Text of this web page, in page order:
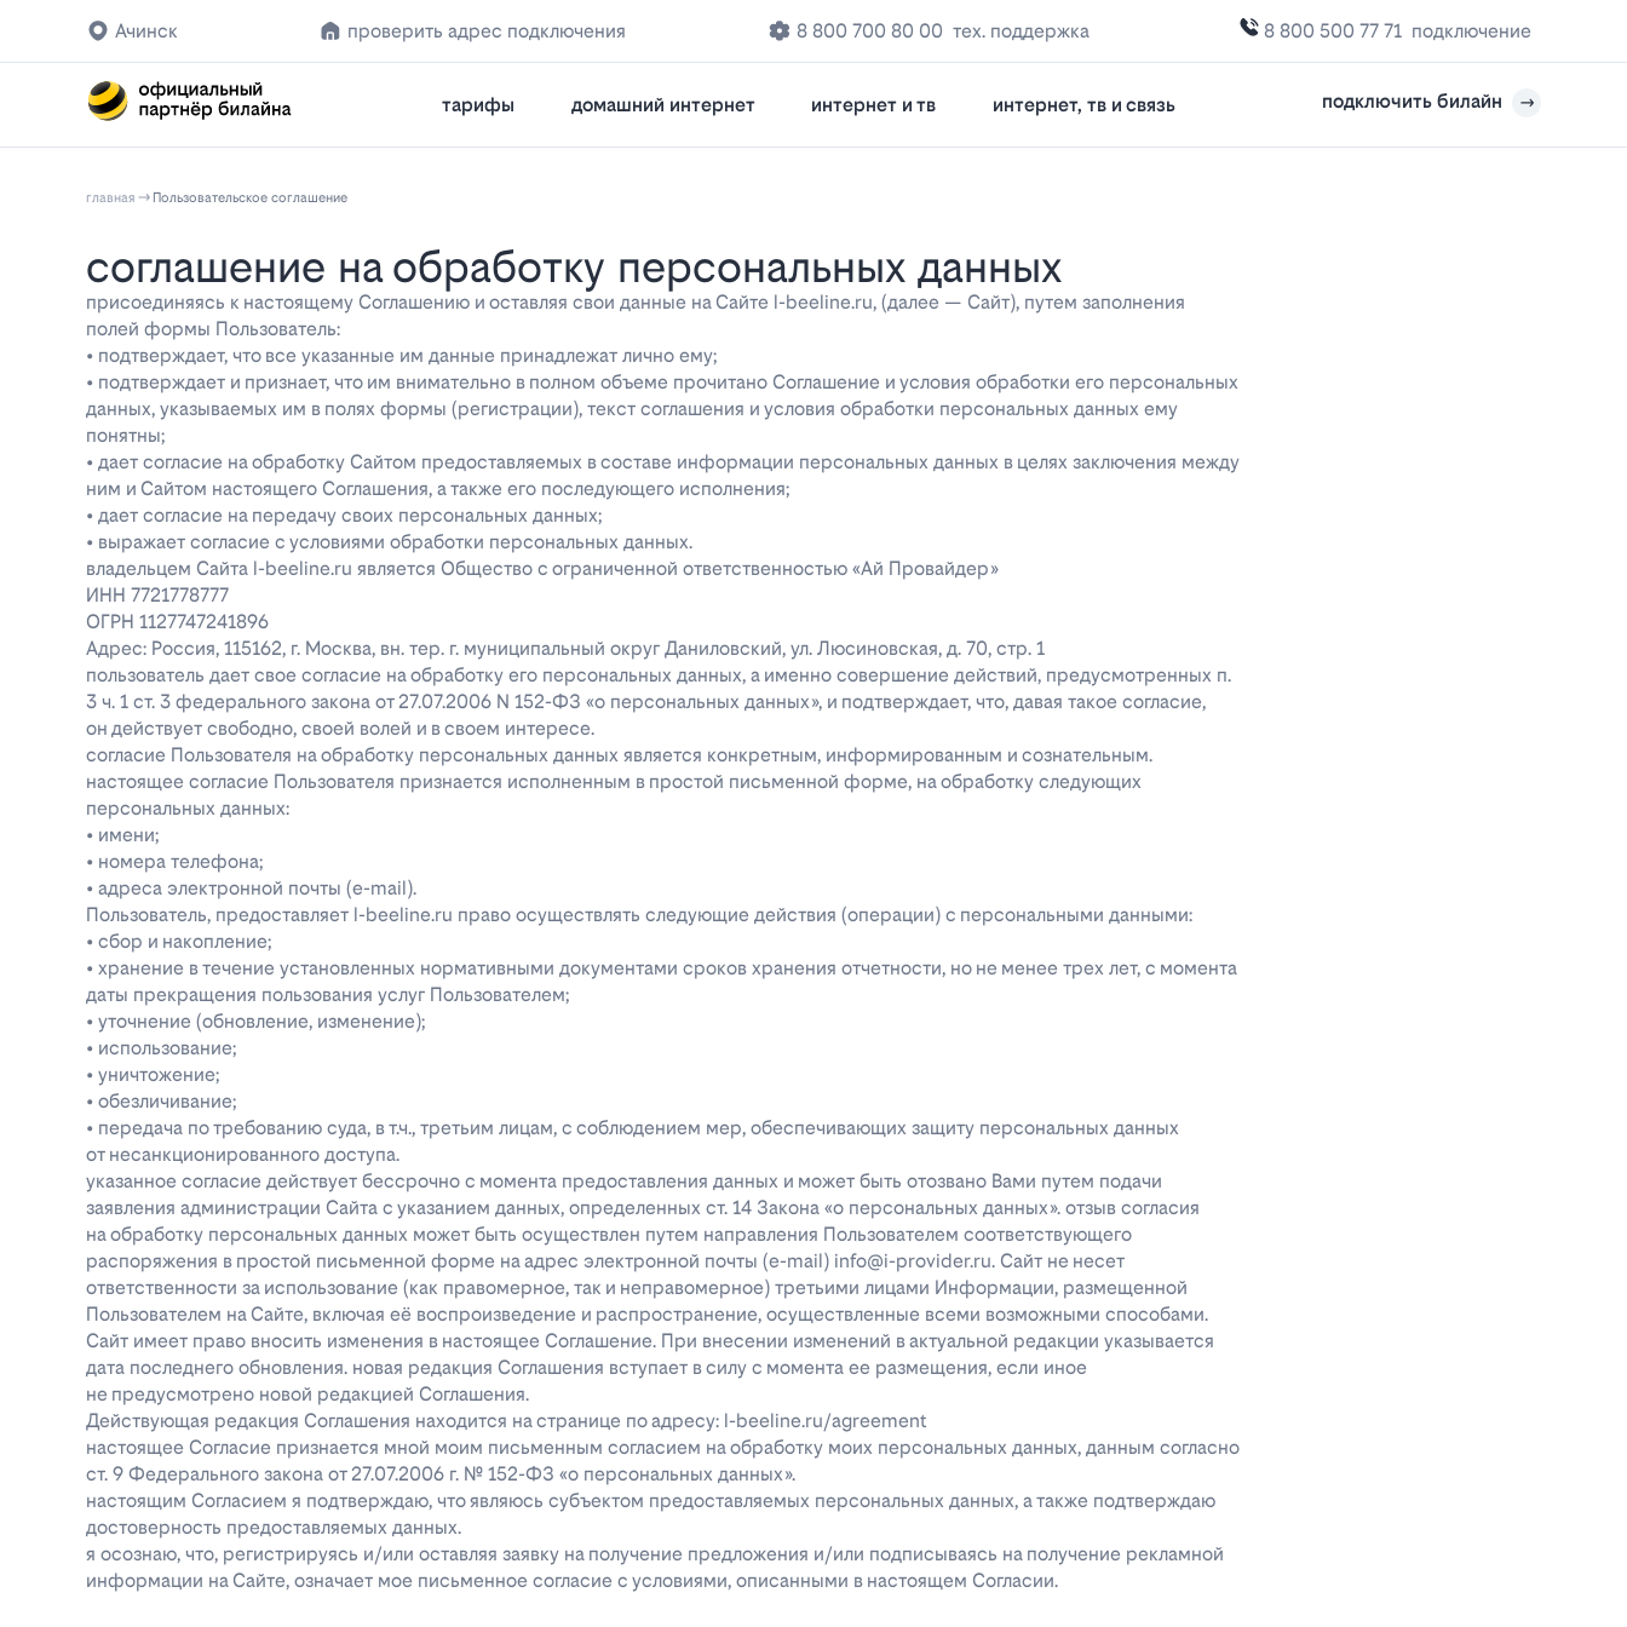
Ачинск проверить адрес подключения 8 800 700 80 00 тех. поддержка 8 800 500 77 71 подключение
тарифы домашний интернет интернет и тв интернет, тв и связь подключить билайн
главная Пользовательское соглашение
соглашение на обработку персональных данных
присоединяясь к настоящему Соглашению и оставляя свои данные на Сайте l-beeline.ru, (далее — Сайт), путем заполнения
полей формы Пользователь:
• подтверждает, что все указанные им данные принадлежат лично ему;
• подтверждает и признает, что им внимательно в полном объеме прочитано Соглашение и условия обработки его персональных
данных, указываемых им в полях формы (регистрации), текст соглашения и условия обработки персональных данных ему
понятны;
• дает согласие на обработку Сайтом предоставляемых в составе информации персональных данных в целях заключения между
ним и Сайтом настоящего Соглашения, а также его последующего исполнения;
• дает согласие на передачу своих персональных данных;
• выражает согласие с условиями обработки персональных данных.
владельцем Сайта l-beeline.ru является Общество с ограниченной ответственностью «Ай Провайдер»
ИНН 7721778777
ОГРН 1127747241896
Адрес: Россия, 115162, г. Москва, вн. тер. г. муниципальный округ Даниловский, ул. Люсиновская, д. 70, стр. 1
пользователь дает свое согласие на обработку его персональных данных, а именно совершение действий, предусмотренных п.
3 ч. 1 ст. 3 федерального закона от 27.07.2006 N 152-ФЗ «о персональных данных», и подтверждает, что, давая такое согласие,
он действует свободно, своей волей и в своем интересе.
согласие Пользователя на обработку персональных данных является конкретным, информированным и сознательным.
настоящее согласие Пользователя признается исполненным в простой письменной форме, на обработку следующих
персональных данных:
• имени;
• номера телефона;
• адреса электронной почты (e-mail).
Пользователь, предоставляет l-beeline.ru право осуществлять следующие действия (операции) с персональными данными:
• сбор и накопление;
• хранение в течение установленных нормативными документами сроков хранения отчетности, но не менее трех лет, с момента
даты прекращения пользования услуг Пользователем;
• уточнение (обновление, изменение);
• использование;
• уничтожение;
• обезличивание;
• передача по требованию суда, в т.ч., третьим лицам, с соблюдением мер, обеспечивающих защиту персональных данных
от несанкционированного доступа.
указанное согласие действует бессрочно с момента предоставления данных и может быть отозвано Вами путем подачи
заявления администрации Сайта с указанием данных, определенных ст. 14 Закона «о персональных данных». отзыв согласия
на обработку персональных данных может быть осуществлен путем направления Пользователем соответствующего
распоряжения в простой письменной форме на адрес электронной почты (e-mail) info@i-provider.ru. Сайт не несет
ответственности за использование (как правомерное, так и неправомерное) третьими лицами Информации, размещенной
Пользователем на Сайте, включая её воспроизведение и распространение, осуществленные всеми возможными способами.
Сайт имеет право вносить изменения в настоящее Соглашение. При внесении изменений в актуальной редакции указывается
дата последнего обновления. новая редакция Соглашения вступает в силу с момента ее размещения, если иное
не предусмотрено новой редакцией Соглашения.
Действующая редакция Соглашения находится на странице по адресу: l-beeline.ru/agreement
настоящее Согласие признается мной моим письменным согласием на обработку моих персональных данных, данным согласно
ст. 9 Федерального закона от 27.07.2006 г. № 152-ФЗ «о персональных данных».
настоящим Согласием я подтверждаю, что являюсь субъектом предоставляемых персональных данных, а также подтверждаю
достоверность предоставляемых данных.
я осознаю, что, регистрируясь и/или оставляя заявку на получение предложения и/или подписываясь на получение рекламной
информации на Сайте, означает мое письменное согласие с условиями, описанными в настоящем Согласии.